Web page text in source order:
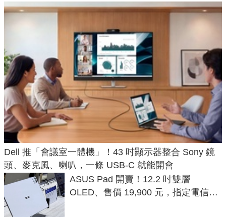
Dell 推「會議室一體機」！43 吋顯示器整合 Sony 鏡
頭、麥克風、喇叭，一條 USB-C 就能開會
ASUS Pad 開賣！12.2 吋雙層
OLED、售價 19,900 元，指定電信資